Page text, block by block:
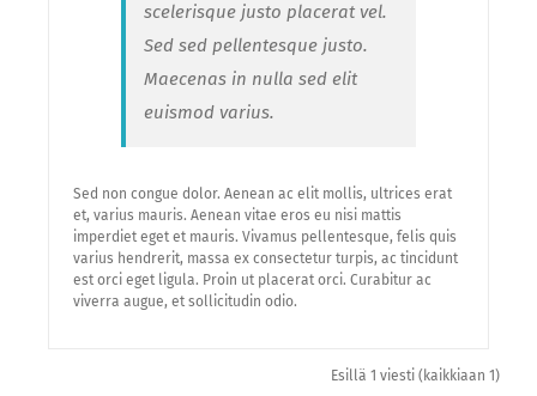
scelerisque justo placerat vel.
Sed sed pellentesque justo.
Maecenas in nulla sed elit
euismod varius.
Sed non congue dolor. Aenean ac elit mollis, ultrices erat
et, varius mauris. Aenean vitae eros eu nisi mattis
imperdiet eget et mauris. Vivamus pellentesque, felis quis
varius hendrerit, massa ex consectetur turpis, ac tincidunt
est orci eget ligula. Proin ut placerat orci. Curabitur ac
viverra augue, et sollicitudin odio.
Esillä 1 viesti (kaikkiaan 1)